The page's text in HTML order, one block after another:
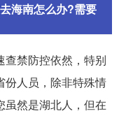
海南怎么办?需要
查禁防控依然，特别
份人员，除非特殊情
虽然是湖北人，但在